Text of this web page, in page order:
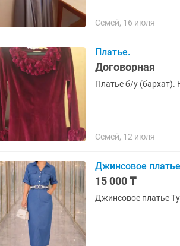
Семей, 16 июля
Платье.
Договорная
Платье б/у (бархат).
Семей, 12 июля
Джинсовое
15 000 ₸
Джинсовое платье